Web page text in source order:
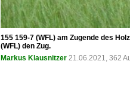
155 159-7 (WFL) am Zugende des
(WFL) den Zug.
Markus Klausnitzer 21.06.2021, 362